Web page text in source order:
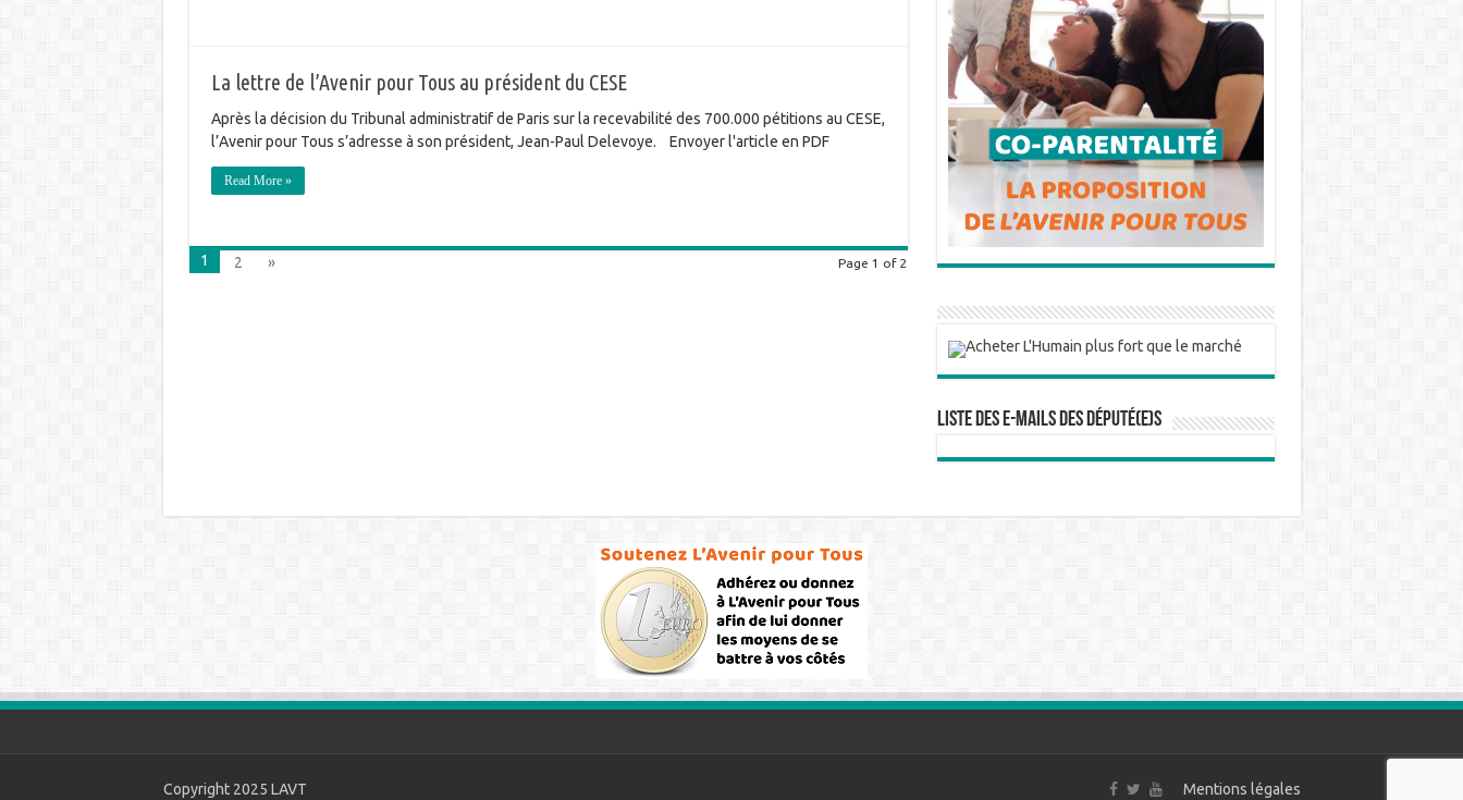
La lettre de l’Avenir pour Tous au président du CESE
Après la décision du Tribunal administratif de Paris sur la recevabilité des 700.000 pétitions au CESE,
l’Avenir pour Tous s’adresse à son président, Jean-Paul Delevoye. Envoyer l'article en PDF
Read More »
Page 1 of 2
1 2 »
Liste des e-mails des député(e)s
Mentions légales
Copyright 2025 LAVT